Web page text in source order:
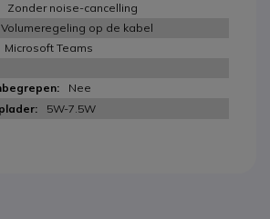
Zonder noise-cancelling
Volumeregeling op de kabel
Microsoft Teams
Nee
5W-7.5W